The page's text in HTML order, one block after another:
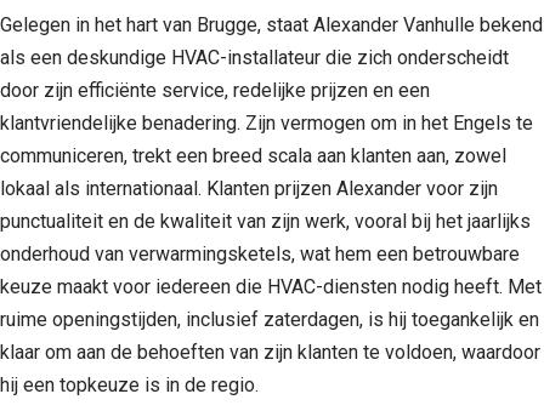
Gelegen in het hart van Brugge, staat Alexander Vanhulle bekend
als een deskundige HVAC-installateur die zich onderscheidt
door zijn efficiënte service, redelijke prijzen en een
klantvriendelijke benadering. Zijn vermogen om in het Engels te
communiceren, trekt een breed scala aan klanten aan, zowel
lokaal als internationaal. Klanten prijzen Alexander voor zijn
punctualiteit en de kwaliteit van zijn werk, vooral bij het jaarlijks
onderhoud van verwarmingsketels, wat hem een betrouwbare
keuze maakt voor iedereen die HVAC-diensten nodig heeft. Met
ruime openingstijden, inclusief zaterdagen, is hij toegankelijk en
klaar om aan de behoeften van zijn klanten te voldoen, waardoor
hij een topkeuze is in de regio.